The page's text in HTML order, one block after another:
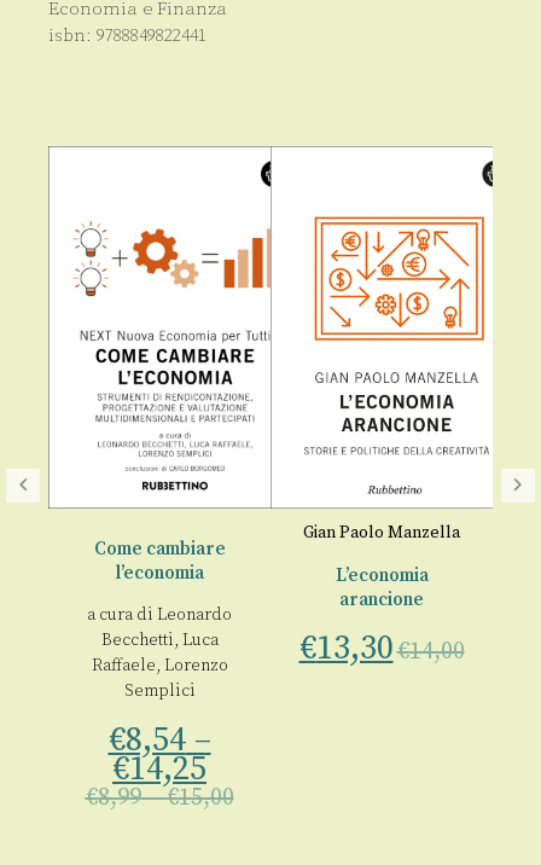
Economia e Finanza
isbn: 9788849822441
Come cambiare
l’economia
a cura di Leonardo
Becchetti, Luca
Raffaele, Lorenzo
Semplici
€8,54–
€14,25
€8,99–€15,00
Gian Paolo Manzella
L’economia
arancione
€13,30€14,00